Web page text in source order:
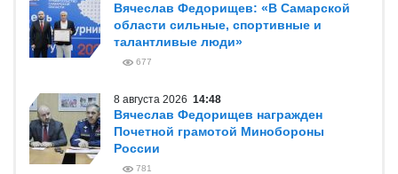
Вячеслав Федорищев: «В Самарской
области сильные, спортивные и
талантливые люди»
677
8 августа 2026 14:48
Вячеслав Федорищев награжден
Почетной грамотой Минобороны
России
781